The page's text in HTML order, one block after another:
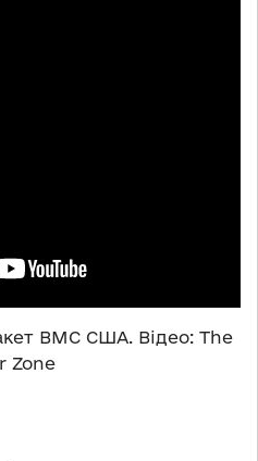
ВМС США. Відео: The
Zone